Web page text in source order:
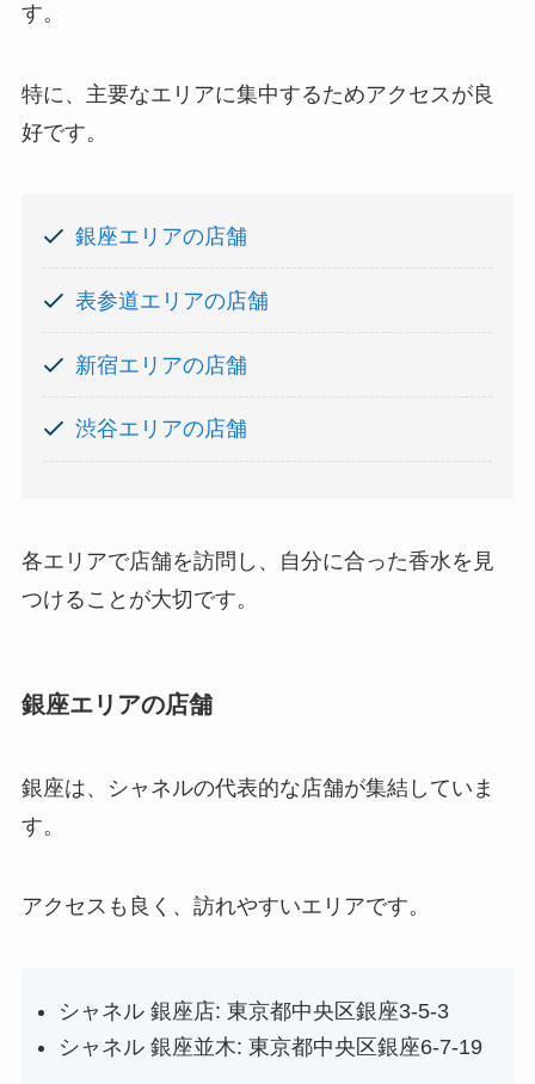
す。
特に、主要なエリアに集中するためアクセスが良
好です。
銀座エリアの店舗
表参道エリアの店舗
新宿エリアの店舗
渋谷エリアの店舗
各エリアで店舗を訪問し、自分に合った香水を見
つけることが大切です。
銀座エリアの店舗
銀座は、シャネルの代表的な店舗が集結していま
す。
アクセスも良く、訪れやすいエリアです。
シャネル 銀座店: 東京都中央区銀座3-5-3
シャネル 銀座並木: 東京都中央区銀座6-7-19